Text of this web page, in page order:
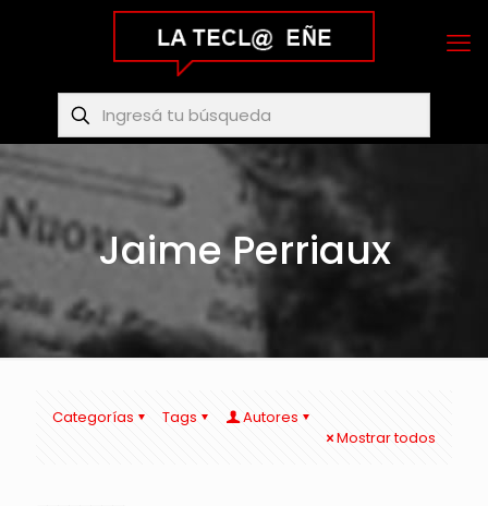
Jaime Perriaux
Categorías Tags
Autores
Mostrar todos